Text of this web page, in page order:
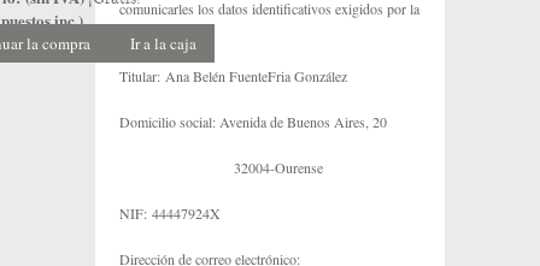
inc.)
la compra Ir a la caja
comunicarles los datos identificativos exigidos por la
referida norma:
Titular: Ana Belén FuenteFria González
Domicilio social: Avenida de Buenos Aires, 20
32004-Ourense
NIF: 44447924X
Dirección de correo electrónico: